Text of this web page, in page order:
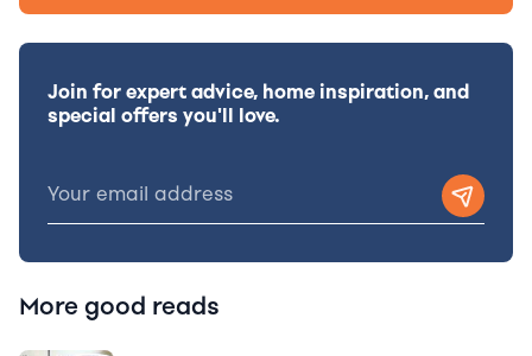
Join for expert advice, home inspiration, and
special offers you'll love.
More good reads